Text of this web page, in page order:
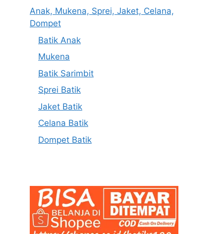
Anak, Mukena, Sprei, Jaket, Celana,
Dompet
Batik Anak
Mukena
Batik Sarimbit
Sprei Batik
Jaket Batik
Celana Batik
Dompet Batik